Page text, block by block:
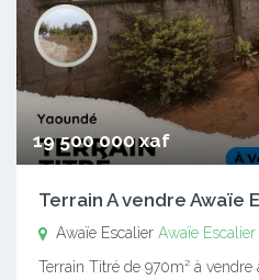
19 500 000 xaf
Terrain A vendre Awaïe
Awaïe Escalier Awaïe Escalier
Terrain Titré de 970m² à vendre